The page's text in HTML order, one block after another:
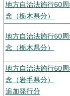
地方自治法施行60
念（栃木県分）
地方自治法施行60
念（栃木県分）
地方自治法施行60
念（岩手県分）
追加発行分